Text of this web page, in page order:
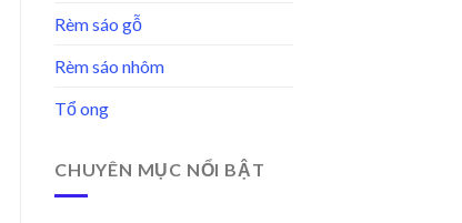
Rèm sáo gỗ
Rèm sáo nhôm
Tổ ong
CHUYÊN MỤC NỔI BẬT